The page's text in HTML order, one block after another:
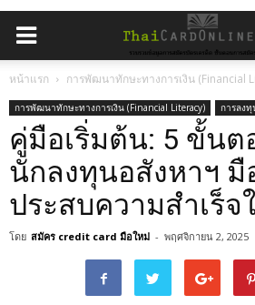
หน้าแรก การพัฒนาทักษะทางการเงิน (Financial
การพัฒนาทักษะทางการเงิน (Financial Literacy) การลง
คู่มือเริ่มต้น: 5 ขั้นต
นักลงทุนอสังหาฯ มื
ประสบความสำเร็จ
โดย สมัคร credit card มือใหม่ - พฤศจิกายน 2, 2025